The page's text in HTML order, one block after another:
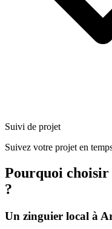
Suivi de projet
Suivez votre projet en
Pourquoi choisir
?
Un zinguier local à